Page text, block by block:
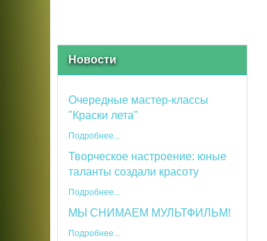
Новости
Очередные мастер-классы
"Краски лета"
Подробнее...
Творческое настроение: юные
таланты создали красоту
Подробнее...
МЫ СНИМАЕМ МУЛЬТФИЛЬМ!
Подробнее...